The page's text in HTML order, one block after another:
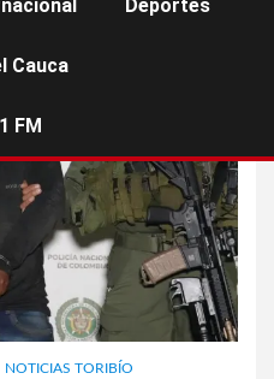
Deportes
Cauca
FM
NOTICIAS TORIBÍO